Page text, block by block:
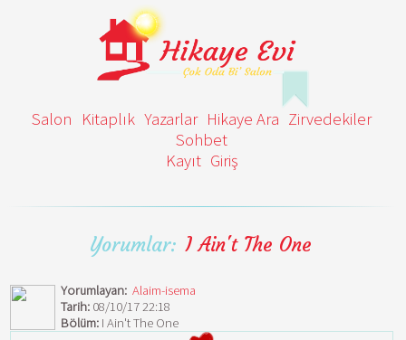
Salon Kitaplık Yazarlar Hikaye Ara Zirvedekiler
Sohbet
Kayıt Giriş
Yorumlar: I Ain't The One
Yorumlayan: Alaim-isema
Tarih: 08/10/17 22:18
Bölüm: I Ain't The One